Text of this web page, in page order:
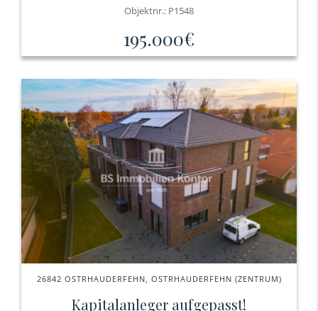
Objektnr.: P1548
195.000€
26842 OSTRHAUDERFEHN, OSTRHAUDERFEHN (ZENTRUM)
Kapitalanleger aufgepasst!